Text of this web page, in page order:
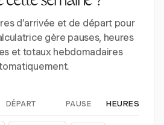
d’arrivée et de départ pour
gère pauses, heures
et totaux hebdomadaires
DÉPART PAUSE HEURES